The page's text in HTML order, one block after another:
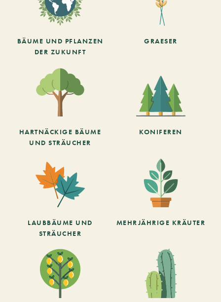
BÄUME UND PFLANZEN
DER ZUKUNFT
GRAESER
HARTNÄCKIGE BÄUME
UND STRÄUCHER
KONIFEREN
LAUBBÄUME UND
STRÄUCHER
MEHRJÄHRIGE KRÄUTER